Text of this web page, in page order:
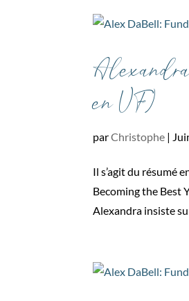
en VF)
parChristophe |
Il s’agit du résumé
Becoming the Best
Alexandra insiste